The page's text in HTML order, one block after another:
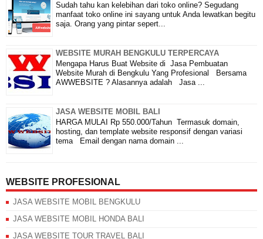
Sudah tahu kan kelebihan dari toko online? Segudang
manfaat toko online ini sayang untuk Anda lewatkan begitu
saja. Orang yang pintar sepert...
WEBSITE MURAH BENGKULU TERPERCAYA
Mengapa Harus Buat Website di Jasa Pembuatan
Website Murah di Bengkulu Yang Profesional Bersama
AWWEBSITE ? Alasannya adalah Jasa ...
JASA WEBSITE MOBIL BALI
HARGA MULAI Rp 550.000/Tahun Termasuk domain,
hosting, dan template website responsif dengan variasi
tema Email dengan nama domain ...
WEBSITE PROFESIONAL
JASA WEBSITE MOBIL BENGKULU
JASA WEBSITE MOBIL HONDA BALI
JASA WEBSITE TOUR TRAVEL BALI